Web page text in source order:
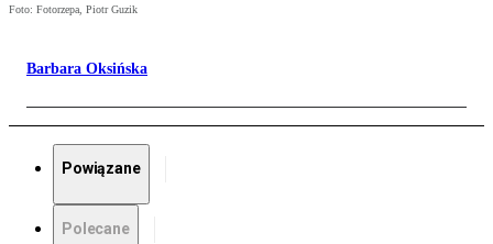
Foto: Fotorzepa, Piotr Guzik
Barbara Oksińska
Powiązane
Polecane